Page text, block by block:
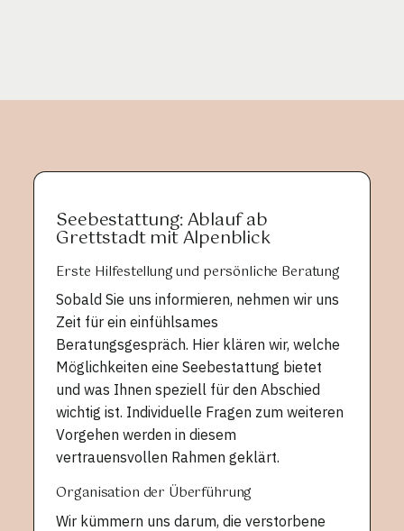
Seebestattung: Ablauf ab
Grettstadt mit Alpenblick
Erste Hilfestellung und persönliche Beratung
Sobald Sie uns informieren, nehmen wir uns
Zeit für ein einfühlsames
Beratungsgespräch. Hier klären wir, welche
Möglichkeiten eine Seebestattung bietet
und was Ihnen speziell für den Abschied
wichtig ist. Individuelle Fragen zum weiteren
Vorgehen werden in diesem
vertrauensvollen Rahmen geklärt.
Organisation der Überführung
Wir kümmern uns darum, die verstorbene